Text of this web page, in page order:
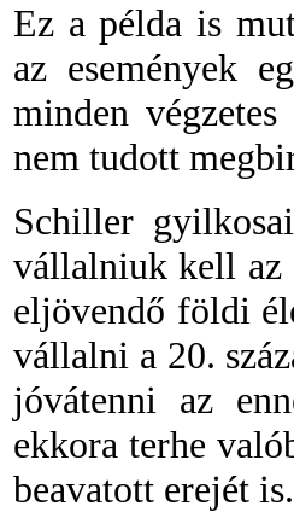
Ez a példa is
az események
minden
nem tudott
Schiller
vállalniuk kell az
eljövendő földi
vállalni a 20.
jóvátenni az
ekkora terhe
beavatott erejét is.